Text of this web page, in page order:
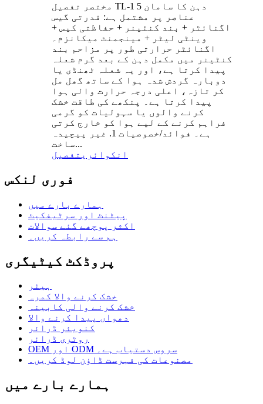
مختصر تفصیل TL-1 دہن کا سامان 5
عناصر پر مشتمل ہے: قدرتی گیس
اگنائٹر + بند کنٹینر + حفاظتی کیس +
وینٹی لیٹر + مینجمنٹ میکانزم۔
اگنائٹر حرارتی طور پر مزاحم بند
کنٹینر میں مکمل دہن کے بعد گرم شعلہ
پیدا کرتا ہے، اور یہ شعلہ ٹھنڈی یا
دوبارہ گردش شدہ ہوا کے ساتھ گھل مل
کر تازہ، اعلی درجہ حرارت والی ہوا
پیدا کرتا ہے۔ پنکھے کی طاقت خشک
کرنے والوں یا سہولیات کو گرمی
فراہم کرنے کے لیے ہوا کو خارج کرتی
ہے۔ فوائد/خصوصیات 1. غیر پیچیدہ
ساخت...
انکوائری تفصیل
فوری لنکس
ہمارے بارے میں
پیٹنٹ اور سرٹیفکیٹ
اکثر پوچھے گئے سوالات
ہم سے رابطہ کریں۔
پروڈکٹ کیٹیگری
ہیٹر
خشک کرنے والا کمرہ
خشک کرنے والی کابینہ
دھواں پیدا کرنے والا
کنویئر ڈرائر
روٹری ڈرائر
OEM اور ODM سروس دستیاب ہے۔
مصنوعات کی فہرست ڈاؤن لوڈ کریں۔
ہمارے بارے میں